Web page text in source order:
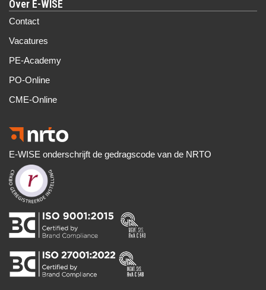
Over E-WISE
Contact
Vacatures
PE-Academy
PO-Online
CME-Online
E-WISE onderschrijft de gedragscode van de NRTO